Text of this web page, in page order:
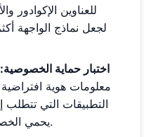
للعناوين الإكوادور
لجعل نماذج الواجهة
اختبار حماية الخصوصية:
معلومات هوية افتراضية
التطبيقات التي تتطلب
يحمي الخصوصية الحقيقية من التسريب.